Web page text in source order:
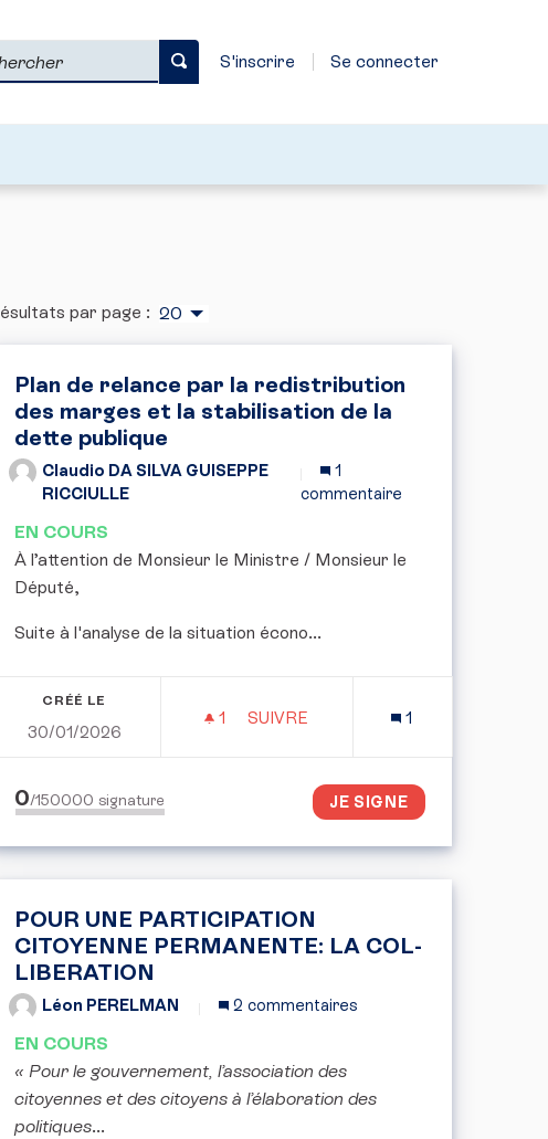
S'inscrire Se connecter
par page : 20
FRANCE D’UN MODÈLE RÉGULÉ DE VENTE DE CANNABIS
Plan de relance par la redistribution
des marges et la stabilisation de la
dette publique
Claudio DA SILVA GUISEPPE
RICCIULLE
1
commentaire
EN COURS
​À l’attention de Monsieur le Ministre / Monsieur le
Député,
​Suite à l'analyse de la situation écono...
CRÉÉ LE
30/01/2026
1 1 ABONNÉ
SUIVRE
1
0/150000 signature JE SIGNE
POUR UNE PARTICIPATION
CITOYENNE PERMANENTE: LA COL-
LIBERATION
Léon PERELMAN 2 commentaires
EN COURS
« Pour le gouvernement, l’association des
citoyennes et des citoyens à l’élaboration des
politiques...